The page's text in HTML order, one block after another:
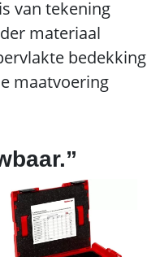
van tekening
materiaal
bedekking
maatvoering